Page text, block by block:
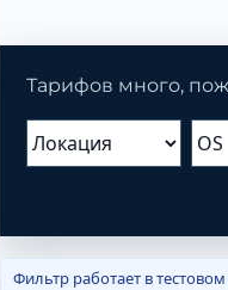
Тарифов много,
Фильтр работает в